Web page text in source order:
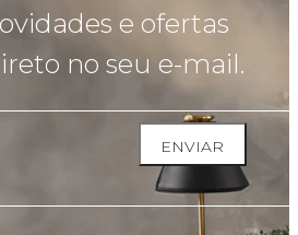
e ofertas
no seu e-mail.
ENVIAR